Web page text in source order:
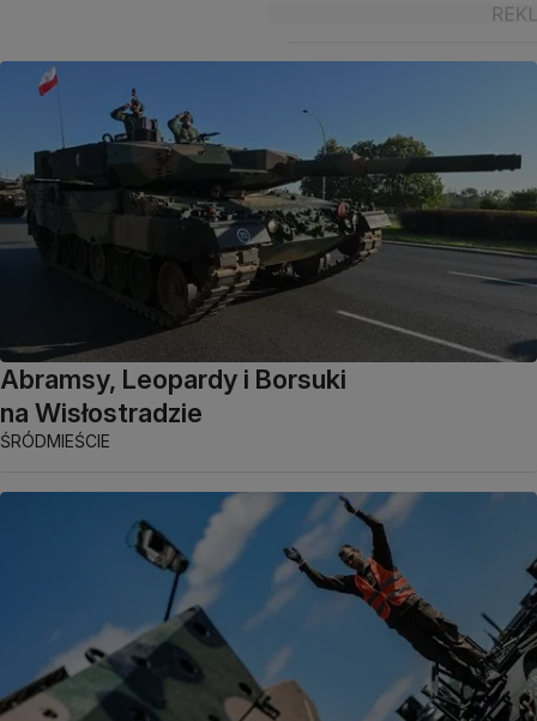
Abramsy, Leopardy i Borsuki
na Wisłostradzie
ŚRÓDMIEŚCIE